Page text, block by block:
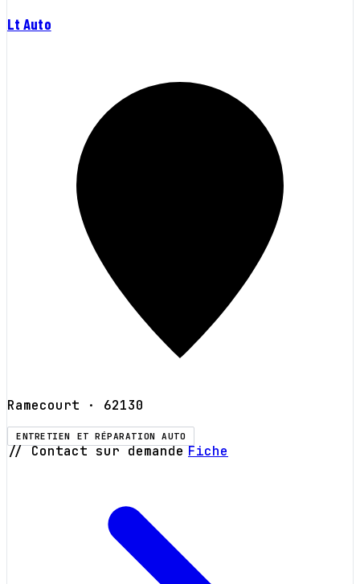
Lt Auto
Ramecourt · 62130
ENTRETIEN ET RÉPARATION AUTO
// Contact sur demande Fiche